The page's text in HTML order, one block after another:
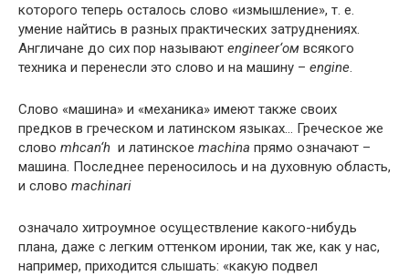
которого теперь осталось слово «измышление», т. е.
умение найтись в разных практических затруднениях.
Англичане до сих пор называют engineer‘ом всякого
техника и перенесли это слово и на машину – engine.
Слово «машина» и «механика» имеют также своих
предков в греческом и латинском языках… Греческое же
слово mhcan‘h и латинское machina прямо означают –
машина. Последнее переносилось и на духовную область,
и слово machinari
означало хитроумное осуществление какого-нибудь
плана, даже с легким оттенком иронии, так же, как у нас,
например, приходится слышать: «какую подвел